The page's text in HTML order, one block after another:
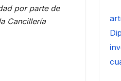
por parte de
Cancillería